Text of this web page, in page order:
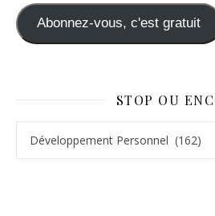
Abonnez-vous, c'est gratuit
STOP OU